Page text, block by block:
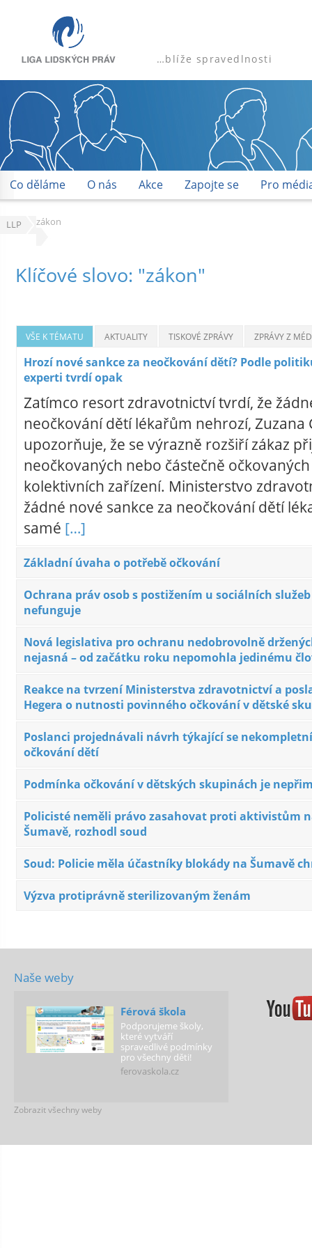
…blíže spravedlnosti
Co děláme O nás Akce Zapojte se Pro
LLP zákon
Klíčové slovo: "zákon"
VŠE K TÉMATU AKTUALITY TISKOVÉ ZPRÁVY ZPRÁVY Z
Hrozí nové sankce za neočkování dětí? Podle
experti tvrdí opak
Zatímco resort zdravotnictví tvrdí, že
neočkování dětí lékařům nehrozí, Zuzana
upozorňuje, že se výrazně rozšiří zákaz
neočkovaných nebo částečně
kolektivních zařízení. Ministerstvo
žádné nové sankce za neočkování dětí
samé […]
Základní úvaha o potřebě očkování
Ochrana práv osob s postižením u sociálních služeb
nefunguje
Nová legislativa pro ochranu nedobrovolně
nejasná – od začátku roku nepomohla jedinému
Reakce na tvrzení Ministerstva zdravotnictví a
Hegera o nutnosti povinného očkování v dětské
Poslanci projednávali návrh týkající se
očkování dětí
Podmínka očkování v dětských skupinách je
Policisté neměli právo zasahovat proti aktivistům
Šumavě, rozhodl soud
Soud: Policie měla účastníky blokády na Šumavě
Výzva protiprávně sterilizovaným ženám
Naše weby
Férová škola
Podporujeme školy,
které vytváří
spravedlivé podmínky
pro všechny děti!
ferovaskola.cz
Zobrazit všechny weby